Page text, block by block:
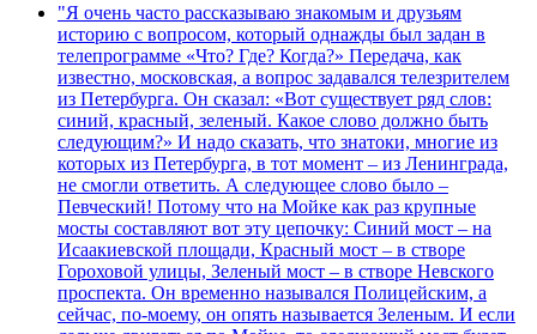
"Я очень часто рассказываю знакомым и друзьям
историю с вопросом, который однажды был задан в
телепрограмме «Что? Где? Когда?» Передача, как
известно, московская, а вопрос задавался телезрителем
из Петербурга. Он сказал: «Вот существует ряд слов:
синий, красный, зеленый. Какое слово должно быть
следующим?» И надо сказать, что знатоки, многие из
которых из Петербурга, в тот момент – из Ленинграда,
не смогли ответить. А следующее слово было –
Певческий! Потому что на Мойке как раз крупные
мосты составляют вот эту цепочку: Синий мост – на
Исаакиевской площади, Красный мост – в створе
Гороховой улицы, Зеленый мост – в створе Невского
проспекта. Он временно назывался Полицейским, а
сейчас, по-моему, он опять называется Зеленым. И если